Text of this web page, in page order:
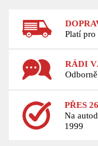
Platí
RÁDI
PŘES
Na
1999